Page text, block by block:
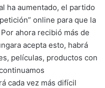
ha aumentado, el partido
online para que la
ahora recibió más de
acepta esto, habrá
películas, productos con
cada vez más difícil